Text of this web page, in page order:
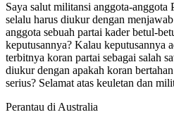
Saya salut militansi anggota-anggota
selalu harus diukur dengan
anggota sebuah partai kader betul-
keputusannya? Kalau keputusannya
terbitnya koran partai sebagai salah
diukur dengan apakah koran
serius? Selamat atas keuletan dan
Perantau di Australia